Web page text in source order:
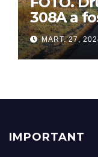
308A a
MART. 27,
IMPORTANT